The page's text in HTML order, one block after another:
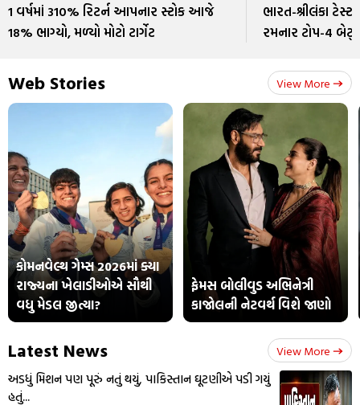
1 વર્ષમાં 310% રિટર્ન આપનાર સ્ટોક આજે
18% ભાગ્યો, મળ્યો મોટો ટાર્ગેટ
ભારત-શ્રીલંકા
રમનાર ટોપ-4
Web Stories View More
કોમનવેલ્થ ગેમ્સ 2026માં ક્યા
રાજ્યના ખેલાડીઓએ સૌથી
વધુ મેડલ જીત્યા?
ફેમસ બોલીવુડ અભિનેત્રી
કાજોલની નેટવર્થ વિશે જાણો
Latest News View More
અડધું મિશન પણ પૂરું નતું થયું, પાકિસ્તાન ઘૂટણીએ પડી ગયું
હતું...